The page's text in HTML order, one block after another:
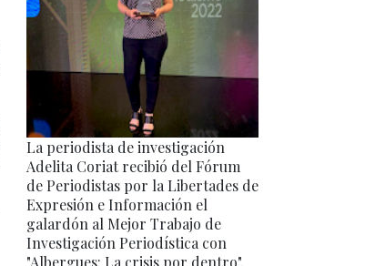
La periodista de investigación
Adelita Coriat recibió del Fórum
de Periodistas por la Libertades de
Expresión e Información el
galardón al Mejor Trabajo de
Investigación Periodística con
"Albergues: La crisis por dentro".